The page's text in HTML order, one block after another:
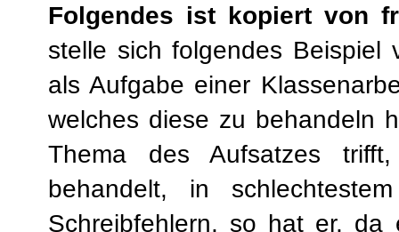
Folgendes ist kopiert von
stelle sich folgendes Beispiel
als Aufgabe einer
welches diese zu behandeln
Thema des Aufsatzes
behandelt, in
Schreibfehlern, so hat er,